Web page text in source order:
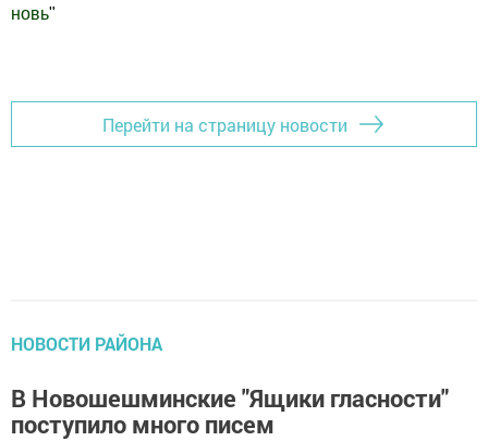
новь"
Перейти на страницу новости
НОВОСТИ РАЙОНА
В Новошешминские "Ящики гласности"
поступило много писем